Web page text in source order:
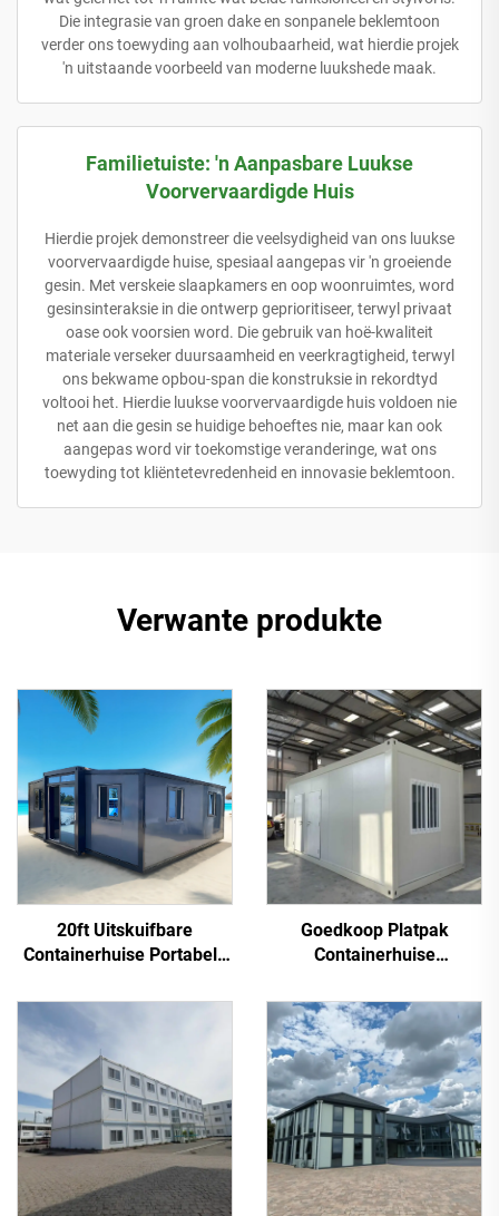
Die integrasie van groen dake en sonpanele beklemtoon
verder ons toewyding aan volhoubaarheid, wat hierdie projek
'n uitstaande voorbeeld van moderne luukshede maak.
Familietuiste: 'n Aanpasbare Luukse
Voorvervaardigde Huis
Hierdie projek demonstreer die veelsydigheid van ons luukse
voorvervaardigde huise, spesiaal aangepas vir 'n groeiende
gesin. Met verskeie slaapkamers en oop woonruimtes, word
gesinsinteraksie in die ontwerp geprioritiseer, terwyl privaat
oase ook voorsien word. Die gebruik van hoë-kwaliteit
materiale verseker duursaamheid en veerkragtigheid, terwyl
ons bekwame opbou-span die konstruksie in rekordtyd
voltooi het. Hierdie luukse voorvervaardigde huis voldoen nie
net aan die gesin se huidige behoeftes nie, maar kan ook
aangepas word vir toekomstige veranderinge, wat ons
toewyding tot kliëntetevredenheid en innovasie beklemtoon.
Verwante produkte
20ft Uitskuifbare
Containerhuise Portabele
Slaapkamer
Goedkoop Platpak
Containerhuise
Containerwoonstel